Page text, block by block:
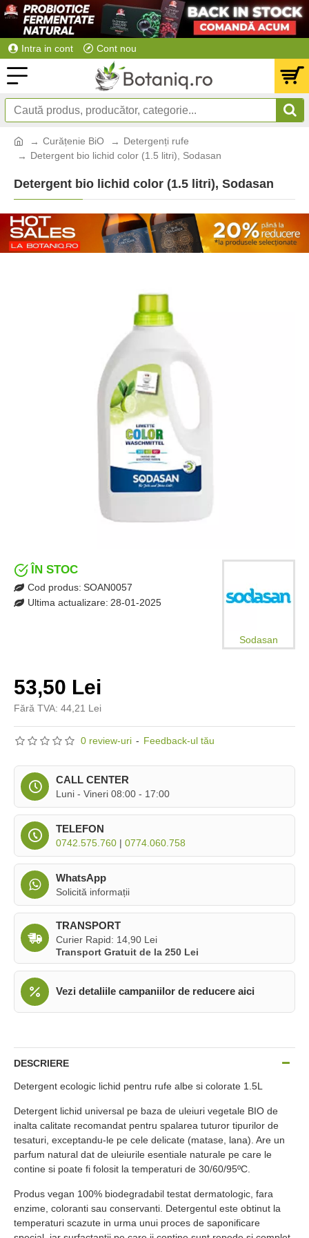
Intra in cont Cont nou
Curățenie BiO
Detergenți rufe
Detergent bio lichid color (1.5 litri), Sodasan
Detergent bio lichid color (1.5 litri), Sodasan
0 review-uri - Feedback-ul tău
53,50 Lei
Fără TVA: 44,21 Lei
ÎN STOC
Cod produs: SOAN0057
Ultima actualizare: 28-01-2025
Sodasan
CALL CENTER
Luni - Vineri 08:00 - 17:00
TELEFON
0742.575.760 | 0774.060.758
WhatsApp
Solicită informații
TRANSPORT
Curier Rapid: 14,90 Lei
Transport Gratuit de la 250 Lei
Vezi detaliile campaniilor de reducere aici
DESCRIERE
Detergent ecologic lichid pentru rufe albe si colorate 1.5L
Detergent lichid universal pe baza de uleiuri vegetale BIO de
inalta calitate recomandat pentru spalarea tuturor tipurilor de
tesaturi, exceptandu-le pe cele delicate (matase, lana). Are un
parfum natural dat de uleiurile esentiale naturale pe care le
contine si poate fi folosit la temperaturi de 30/60/95ºC.
Produs vegan 100% biodegradabil testat dermatologic, fara
enzime, coloranti sau conservanti. Detergentul este obtinut la
temperaturi scazute in urma unui proces de saponificare